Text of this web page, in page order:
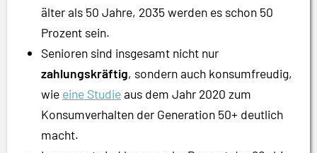
älter als 50 Jahre, 2035 werden es schon 50
Prozent sein.
Senioren sind insgesamt nicht nur
zahlungskräftig, sondern auch konsumfreudig,
wie eine Studieaus dem Jahr 2020 zum
Konsumverhalten der Generation 50+ deutlich
macht.